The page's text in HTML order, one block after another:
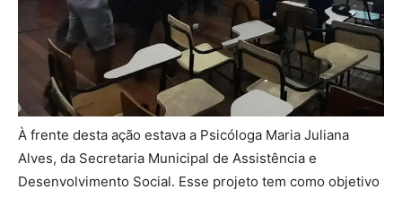
À frente desta ação estava a Psicóloga Maria Juliana
Alves, da Secretaria Municipal de Assistência e
Desenvolvimento Social. Esse projeto tem como objetivo